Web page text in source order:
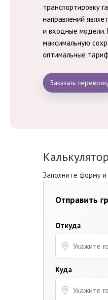
транспортировку
направлений
и входные модели.
максимальную
оптимальные
Заказать
Заполните форму
Отправить
Откуда
Куда